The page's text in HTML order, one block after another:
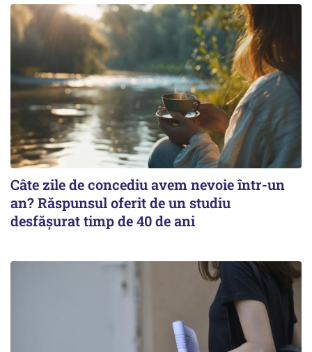
Câte zile de concediu avem nevoie într-un
an? Răspunsul oferit de un studiu
desfășurat timp de 40 de ani